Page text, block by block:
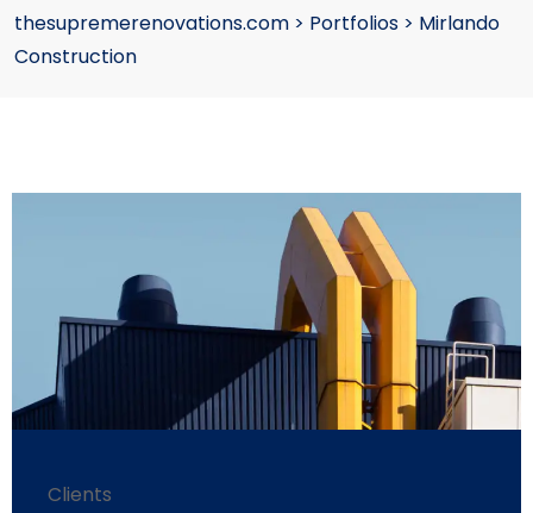
thesupremerenovations.com > Portfolios > Mirlando
Construction
Clients